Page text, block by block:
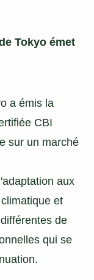
Tokyo émet
a émis la
CBI
sur un marché
aux
et
de
qui se